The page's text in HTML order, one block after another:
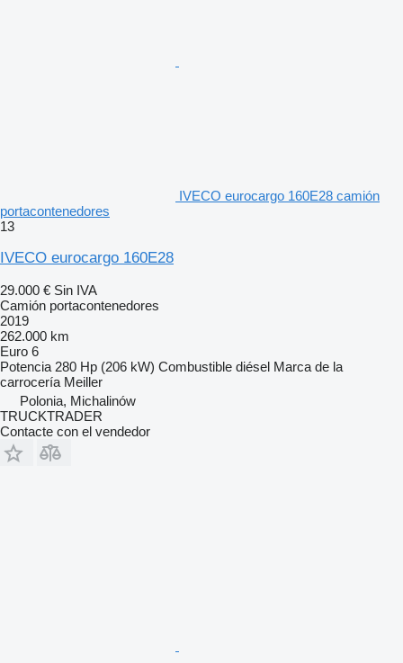
IVECO eurocargo 160E28 camión
portacontenedores
13
IVECO eurocargo 160E28
29.000 € Sin IVA
Camión portacontenedores
2019
262.000 km
Euro 6
Potencia 280 Hp (206 kW) Combustible diésel Marca de la
carrocería Meiller
Polonia, Michalinów
TRUCKTRADER
Contacte con el vendedor